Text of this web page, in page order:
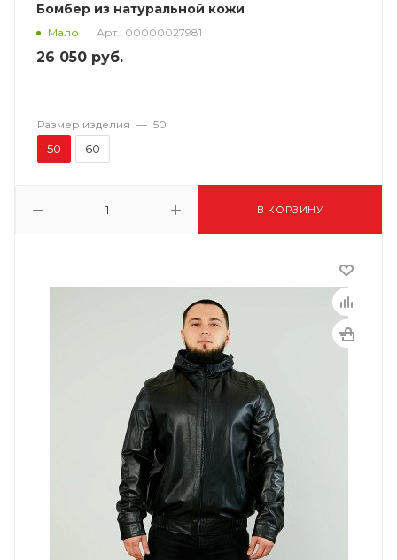
Бомбер из натуральной кожи
Мало Арт.: 00000027981
26 050 руб.
В КОРЗИНУ
Размер изделия — 50
50 60